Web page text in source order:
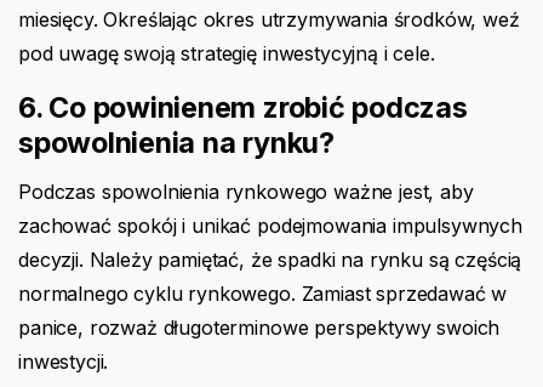
miesięcy. Określając okres utrzymywania środków, weź
pod uwagę swoją strategię inwestycyjną i cele.
6. Co powinienem zrobić podczas
spowolnienia na rynku?
Podczas spowolnienia rynkowego ważne jest, aby
zachować spokój i unikać podejmowania impulsywnych
decyzji. Należy pamiętać, że spadki na rynku są częścią
normalnego cyklu rynkowego. Zamiast sprzedawać w
panice, rozważ długoterminowe perspektywy swoich
inwestycji.